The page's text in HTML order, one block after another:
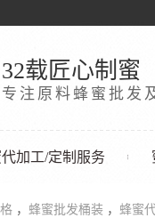
32载匠心制蜜
专注原料蜂蜜批发
加工/定制服务
， 蜂蜜批发桶装 ， 蜂蜜